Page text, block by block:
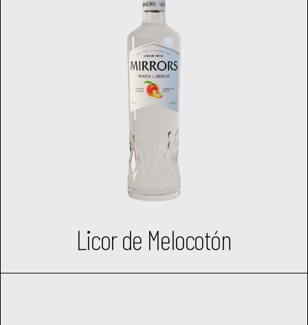
Licor de Melocotón